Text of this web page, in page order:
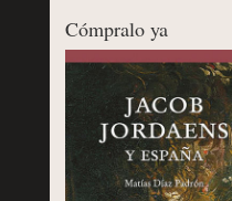
Cómpralo ya